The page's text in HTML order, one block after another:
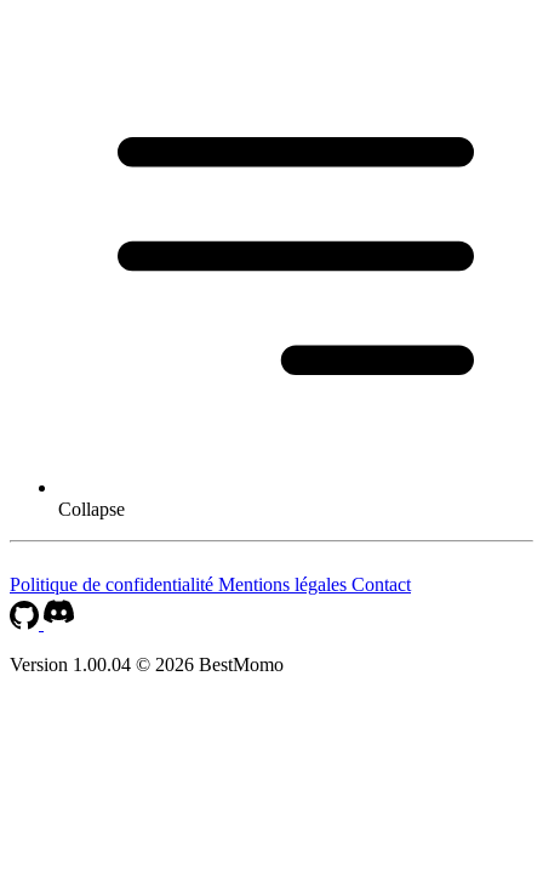
Collapse
Politique de confidentialité Mentions légales Contact
Version 1.00.04 © 2026 BestMomo